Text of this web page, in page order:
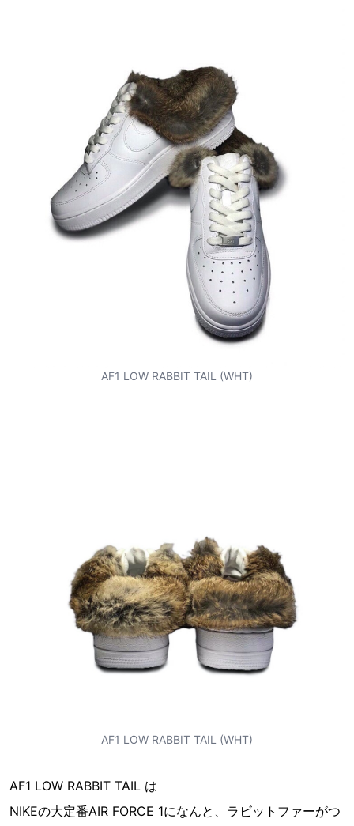
AF1 LOW RABBIT TAIL (WHT)
AF1 LOW RABBIT TAIL (WHT)
AF1 LOW RABBIT TAIL は
NIKEの大定番AIR FORCE 1になんと、ラビットファーがつ